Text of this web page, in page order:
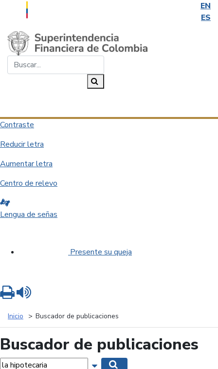
EN
ES
Saltar al contenido principal
Contraste
Reducir letra
Aumentar letra
Centro de relevo
Lengua de señas
Presente su queja
Inicio Buscador de publicaciones
Buscador de publicaciones
Mostrar opciones de búsqueda
Imprimir